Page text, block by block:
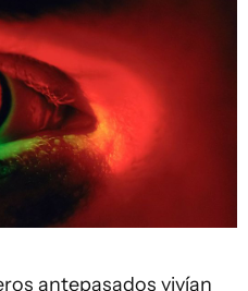
antepasados vivían